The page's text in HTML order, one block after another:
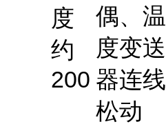
度
约
200
偶、温
度变送
器连线
松动